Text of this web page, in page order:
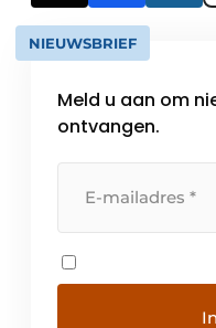
NIEUWSBRIEF
Meld u aan om
ontvangen.